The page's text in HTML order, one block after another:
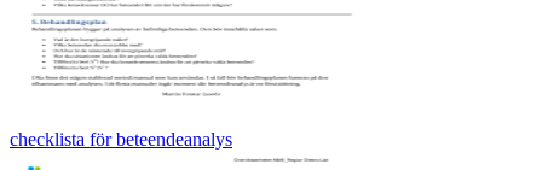
checklista för beteendeanalys